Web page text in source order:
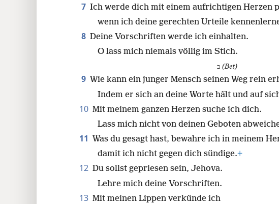
7 Ich werde dich mit einem aufrichtigen Herzen
wenn ich deine gerechten Urteile
8 Deine Vorschriften werde ich einhalten.
O lass mich niemals völlig im Stich.
ב (Bet)
9 Wie kann ein junger Mensch seinen Weg rein
Indem er sich an deine Worte hält und auf
10 Mit meinem ganzen Herzen suche ich dich.
Lass mich nicht von deinen Geboten
11 Was du gesagt hast, bewahre ich in meinem
damit ich nicht gegen dich sündige.+
12 Du sollst gepriesen sein, Jehova.
Lehre mich deine Vorschriften.
13 Mit meinen Lippen verkünde ich